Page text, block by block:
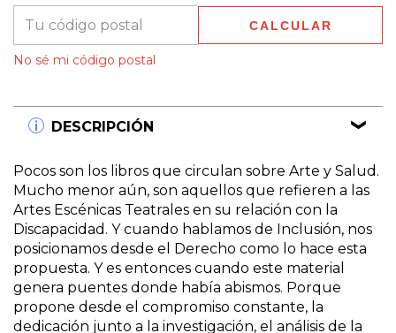
CALCULAR
No sé mi código postal
DESCRIPCIÓN
Pocos son los libros que circulan sobre Arte y Salud.
Mucho menor aún, son aquellos que refieren a las
Artes Escénicas Teatrales en su relación con la
Discapacidad. Y cuando hablamos de Inclusión, nos
posicionamos desde el Derecho como lo hace esta
propuesta. Y es entonces cuando este material
genera puentes donde había abismos. Porque
propone desde el compromiso constante, la
dedicación junto a la investigación, el análisis de la